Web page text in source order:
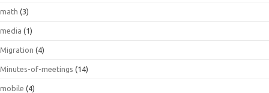
math (3)
media (1)
Migration (4)
Minutes-of-meetings (14)
mobile (4)